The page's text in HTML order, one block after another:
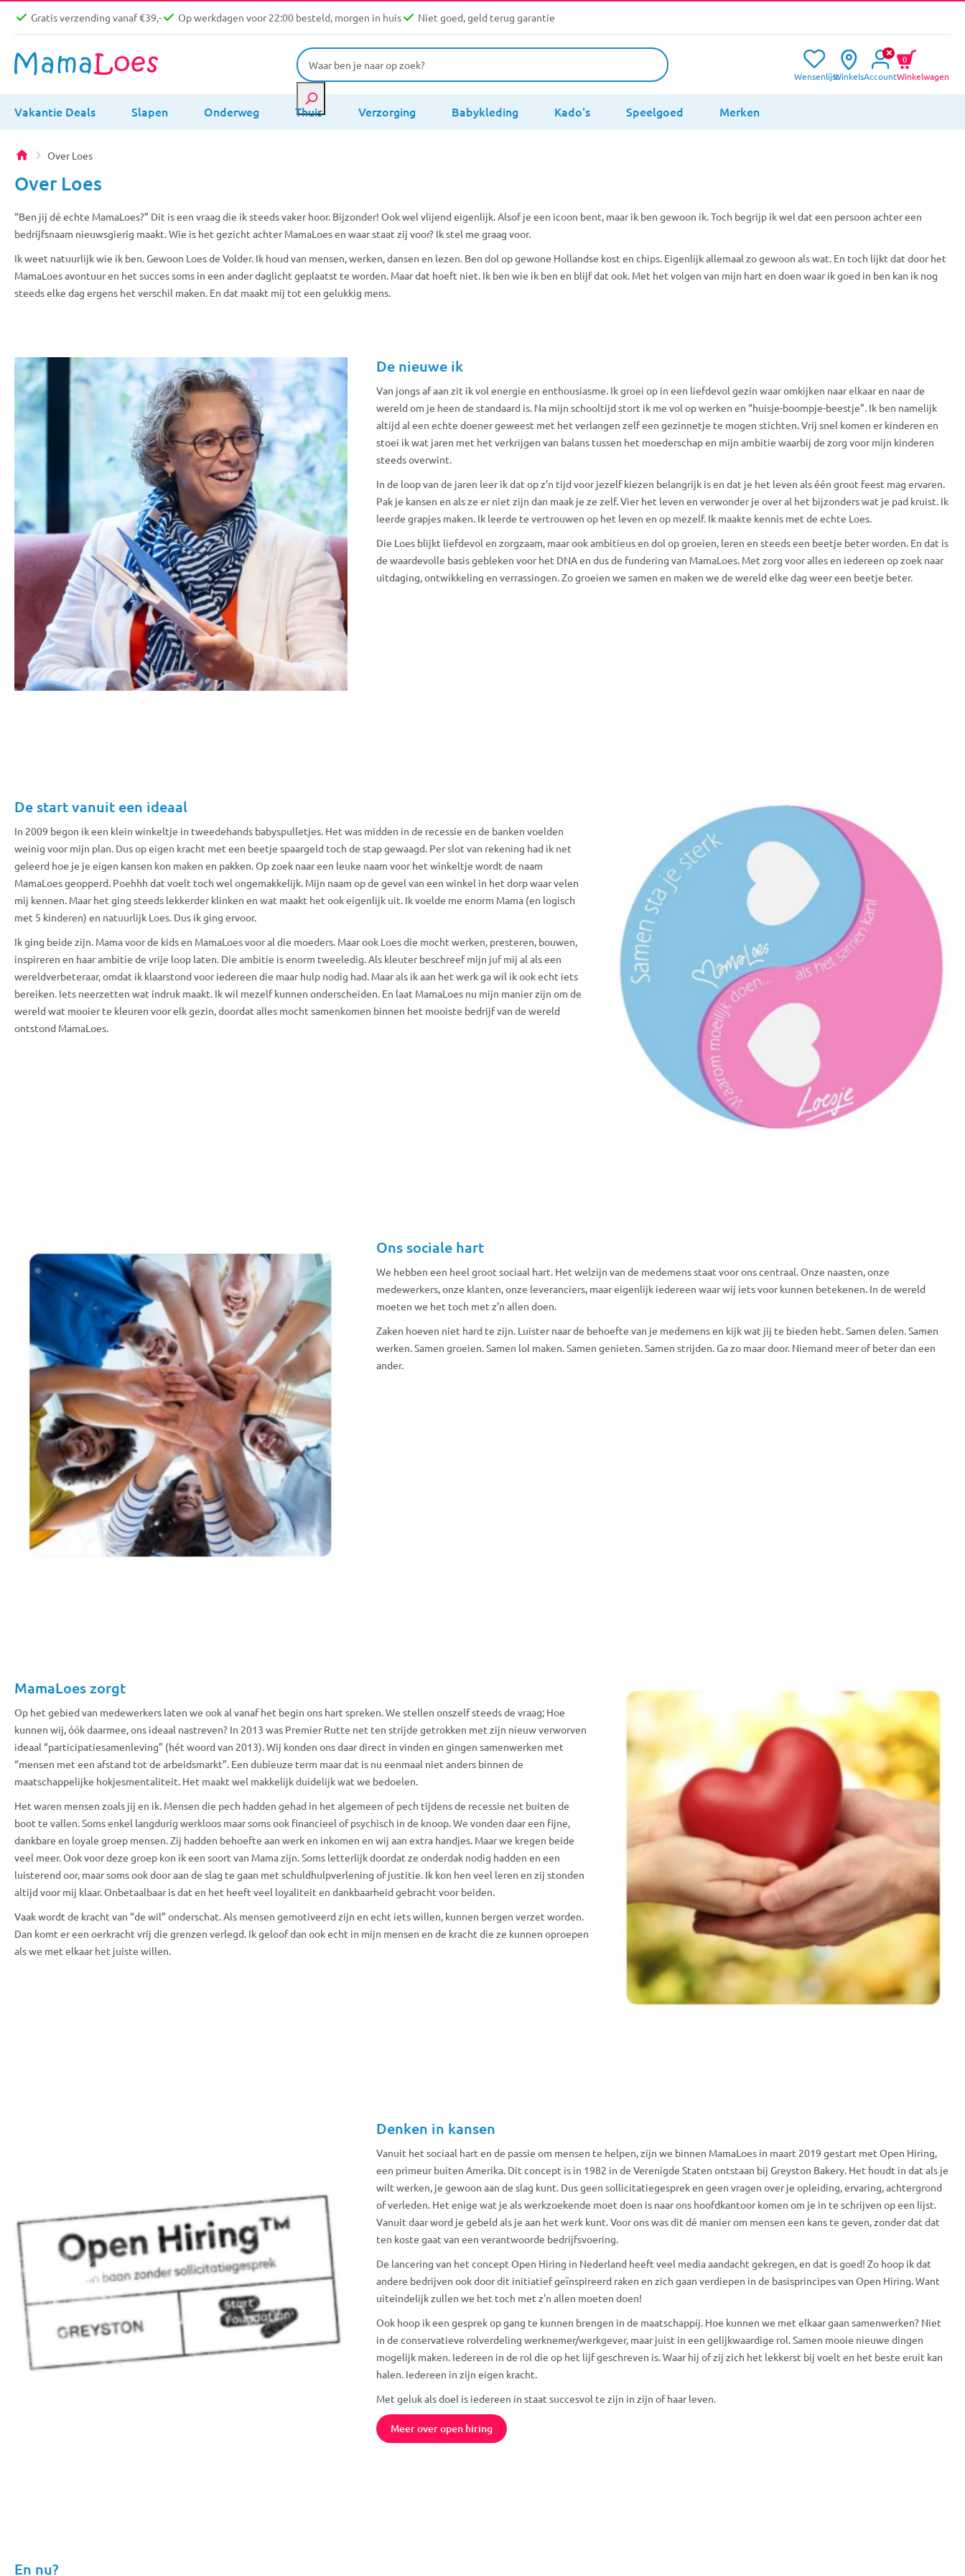
Gratis verzending vanaf €39,- Op werkdagen voor 22:00 besteld, morgen in huis Niet goed, geld terug garantie
WensenlijstWinkelsAccountWinkelwagen
0
Vakantie Deals Slapen Onderweg Thuis Verzorging Babykleding Kado's Speelgoed Merken
Over Loes
Over Loes
“Ben jij dé echte MamaLoes?” Dit is een vraag die ik steeds vaker hoor. Bijzonder! Ook wel vlijend eigenlijk. Alsof je een icoon bent, maar ik ben gewoon ik. Toch begrijp ik wel dat een persoon achter een
bedrijfsnaam nieuwsgierig maakt. Wie is het gezicht achter MamaLoes en waar staat zij voor? Ik stel me graag voor.
Ik weet natuurlijk wie ik ben. Gewoon Loes de Volder. Ik houd van mensen, werken, dansen en lezen. Ben dol op gewone Hollandse kost en chips. Eigenlijk allemaal zo gewoon als wat. En toch lijkt dat door het
MamaLoes avontuur en het succes soms in een ander daglicht geplaatst te worden. Maar dat hoeft niet. Ik ben wie ik ben en blijf dat ook. Met het volgen van mijn hart en doen waar ik goed in ben kan ik nog
steeds elke dag ergens het verschil maken. En dat maakt mij tot een gelukkig mens.
De nieuwe ik
Van jongs af aan zit ik vol energie en enthousiasme. Ik groei op in een liefdevol gezin waar omkijken naar elkaar en naar de
wereld om je heen de standaard is. Na mijn schooltijd stort ik me vol op werken en “huisje-boompje-beestje”. Ik ben namelijk
altijd al een echte doener geweest met het verlangen zelf een gezinnetje te mogen stichten. Vrij snel komen er kinderen en
stoei ik wat jaren met het verkrijgen van balans tussen het moederschap en mijn ambitie waarbij de zorg voor mijn kinderen
steeds overwint.
In de loop van de jaren leer ik dat op z’n tijd voor jezelf kiezen belangrijk is en dat je het leven als één groot feest mag ervaren.
Pak je kansen en als ze er niet zijn dan maak je ze zelf. Vier het leven en verwonder je over al het bijzonders wat je pad kruist. Ik
leerde grapjes maken. Ik leerde te vertrouwen op het leven en op mezelf. Ik maakte kennis met de echte Loes.
Die Loes blijkt liefdevol en zorgzaam, maar ook ambitieus en dol op groeien, leren en steeds een beetje beter worden. En dat is
de waardevolle basis gebleken voor het DNA en dus de fundering van MamaLoes. Met zorg voor alles en iedereen op zoek naar
uitdaging, ontwikkeling en verrassingen. Zo groeien we samen en maken we de wereld elke dag weer een beetje beter.
De start vanuit een ideaal
In 2009 begon ik een klein winkeltje in tweedehands babyspulletjes. Het was midden in de recessie en de banken voelden
weinig voor mijn plan. Dus op eigen kracht met een beetje spaargeld toch de stap gewaagd. Per slot van rekening had ik net
geleerd hoe je je eigen kansen kon maken en pakken. Op zoek naar een leuke naam voor het winkeltje wordt de naam
MamaLoes geopperd. Poehhh dat voelt toch wel ongemakkelijk. Mijn naam op de gevel van een winkel in het dorp waar velen
mij kennen. Maar het ging steeds lekkerder klinken en wat maakt het ook eigenlijk uit. Ik voelde me enorm Mama (en logisch
met 5 kinderen) en natuurlijk Loes. Dus ik ging ervoor.
Ik ging beide zijn. Mama voor de kids en MamaLoes voor al die moeders. Maar ook Loes die mocht werken, presteren, bouwen,
inspireren en haar ambitie de vrije loop laten. Die ambitie is enorm tweeledig. Als kleuter beschreef mijn juf mij al als een
wereldverbeteraar, omdat ik klaarstond voor iedereen die maar hulp nodig had. Maar als ik aan het werk ga wil ik ook echt iets
bereiken. Iets neerzetten wat indruk maakt. Ik wil mezelf kunnen onderscheiden. En laat MamaLoes nu mijn manier zijn om de
wereld wat mooier te kleuren voor elk gezin, doordat alles mocht samenkomen binnen het mooiste bedrijf van de wereld
ontstond MamaLoes.
Ons sociale hart
We hebben een heel groot sociaal hart. Het welzijn van de medemens staat voor ons centraal. Onze naasten, onze
medewerkers, onze klanten, onze leveranciers, maar eigenlijk iedereen waar wij iets voor kunnen betekenen. In de wereld
moeten we het toch met z’n allen doen.
Zaken hoeven niet hard te zijn. Luister naar de behoefte van je medemens en kijk wat jij te bieden hebt. Samen delen. Samen
werken. Samen groeien. Samen lol maken. Samen genieten. Samen strijden. Ga zo maar door. Niemand meer of beter dan een
ander.
MamaLoes zorgt
Op het gebied van medewerkers laten we ook al vanaf het begin ons hart spreken. We stellen onszelf steeds de vraag; Hoe
kunnen wij, óók daarmee, ons ideaal nastreven? In 2013 was Premier Rutte net ten strijde getrokken met zijn nieuw verworven
ideaal “participatiesamenleving” (hét woord van 2013). Wij konden ons daar direct in vinden en gingen samenwerken met
“mensen met een afstand tot de arbeidsmarkt”. Een dubieuze term maar dat is nu eenmaal niet anders binnen de
maatschappelijke hokjesmentaliteit. Het maakt wel makkelijk duidelijk wat we bedoelen.
Het waren mensen zoals jij en ik. Mensen die pech hadden gehad in het algemeen of pech tijdens de recessie net buiten de
boot te vallen. Soms enkel langdurig werkloos maar soms ook financieel of psychisch in de knoop. We vonden daar een fijne,
dankbare en loyale groep mensen. Zij hadden behoefte aan werk en inkomen en wij aan extra handjes. Maar we kregen beide
veel meer. Ook voor deze groep kon ik een soort van Mama zijn. Soms letterlijk doordat ze onderdak nodig hadden en een
luisterend oor, maar soms ook door aan de slag te gaan met schuldhulpverlening of justitie. Ik kon hen veel leren en zij stonden
altijd voor mij klaar. Onbetaalbaar is dat en het heeft veel loyaliteit en dankbaarheid gebracht voor beiden.
Vaak wordt de kracht van “de wil” onderschat. Als mensen gemotiveerd zijn en echt iets willen, kunnen bergen verzet worden.
Dan komt er een oerkracht vrij die grenzen verlegd. Ik geloof dan ook echt in mijn mensen en de kracht die ze kunnen oproepen
als we met elkaar het juiste willen.
Denken in kansen
Vanuit het sociaal hart en de passie om mensen te helpen, zijn we binnen MamaLoes in maart 2019 gestart met Open Hiring,
een primeur buiten Amerika. Dit concept is in 1982 in de Verenigde Staten ontstaan bij Greyston Bakery. Het houdt in dat als je
wilt werken, je gewoon aan de slag kunt. Dus geen sollicitatiegesprek en geen vragen over je opleiding, ervaring, achtergrond
of verleden. Het enige wat je als werkzoekende moet doen is naar ons hoofdkantoor komen om je in te schrijven op een lijst.
Vanuit daar word je gebeld als je aan het werk kunt. Voor ons was dit dé manier om mensen een kans te geven, zonder dat dat
ten koste gaat van een verantwoorde bedrijfsvoering.
De lancering van het concept Open Hiring in Nederland heeft veel media aandacht gekregen, en dat is goed! Zo hoop ik dat
andere bedrijven ook door dit initiatief geïnspireerd raken en zich gaan verdiepen in de basisprincipes van Open Hiring. Want
uiteindelijk zullen we het toch met z'n allen moeten doen!
Ook hoop ik een gesprek op gang te kunnen brengen in de maatschappij. Hoe kunnen we met elkaar gaan samenwerken? Niet
in de conservatieve rolverdeling werknemer/werkgever, maar juist in een gelijkwaardige rol. Samen mooie nieuwe dingen
mogelijk maken. Iedereen in de rol die op het lijf geschreven is. Waar hij of zij zich het lekkerst bij voelt en het beste eruit kan
halen. Iedereen in zijn eigen kracht.
Met geluk als doel is iedereen in staat succesvol te zijn in zijn of haar leven.
Meer over open hiring
En nu?